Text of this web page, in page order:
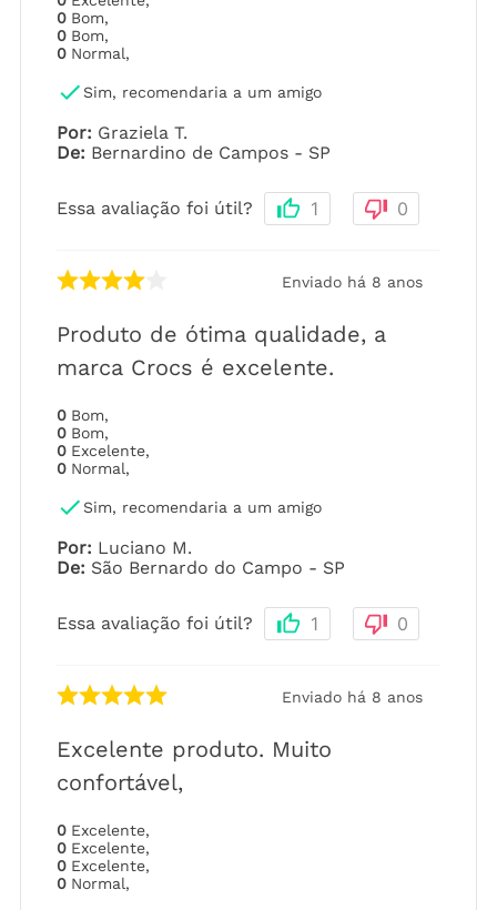
0 Bom,
0 Bom,
0 Normal,
Sim, recomendaria a um amigo
Por: Graziela T.
De: Bernardino de Campos - SP
Essa avaliação foi útil? 1 0
Enviado há 8 anos
Produto de ótima qualidade, a
marca Crocs é excelente.
0 Bom,
0 Bom,
0 Excelente,
0 Normal,
Sim, recomendaria a um amigo
Por: Luciano M.
De: São Bernardo do Campo - SP
Essa avaliação foi útil? 1 0
Enviado há 8 anos
Excelente produto. Muito
confortável,
0 Excelente,
0 Excelente,
0 Excelente,
0 Normal,